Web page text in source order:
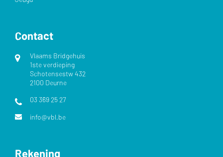
Contact
Vlaams Bridgehuis
1ste verdieping
Schotensestw 432
2100 Deurne
03 369 25 27
info@vbl.be
Rekening